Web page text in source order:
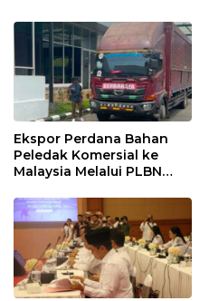
Ekspor Perdana Bahan
Peledak Komersial ke
Malaysia Melalui PLBN